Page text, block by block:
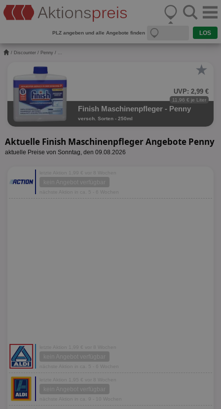
PLZ angeben und alle Angebote finden
/ Discounter / Penny / ...
★
UVP: 2,99 €
11,96 € je Liter
Finish Maschinenpfleger - Penny
versch. Sorten - 250ml
Aktuelle Finish Maschinenpfleger Angebote Penny
aktuelle Preise von Sonntag, den 09.08.2026
letzte Aktion 1,99 € vor 8 Wochen
kein Angebot verfügbar
nächste Aktion in ca. 5 - 6 Wochen
letzte Aktion 1,99 € vor 8 Wochen
kein Angebot verfügbar
nächste Aktion in ca. 5 - 6 Wochen
letzte Aktion 1,95 € vor 8 Wochen
kein Angebot verfügbar
nächste Aktion in ca. 9 - 10 Wochen